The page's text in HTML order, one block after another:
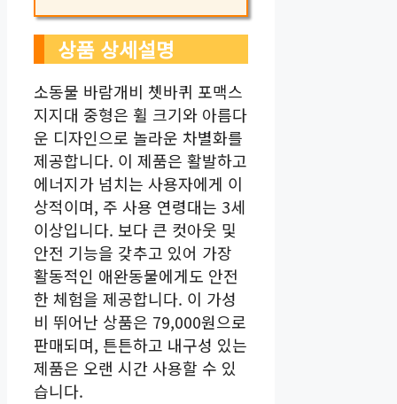
상품 상세설명
소동물 바람개비 쳇바퀴 포맥스
지지대 중형은 휠 크기와 아름다
운 디자인으로 놀라운 차별화를
제공합니다. 이 제품은 활발하고
에너지가 넘치는 사용자에게 이
상적이며, 주 사용 연령대는 3세
이상입니다. 보다 큰 컷아웃 및
안전 기능을 갖추고 있어 가장
활동적인 애완동물에게도 안전
한 체험을 제공합니다. 이 가성
비 뛰어난 상품은 79,000원으로
판매되며, 튼튼하고 내구성 있는
제품은 오랜 시간 사용할 수 있
습니다.